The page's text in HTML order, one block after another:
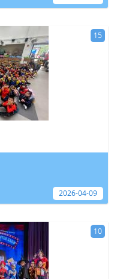
15
2026-04-09
10